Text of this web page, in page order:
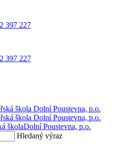
397 227
397 227
školaDolní Poustevna, p.o.
Hledaný výraz